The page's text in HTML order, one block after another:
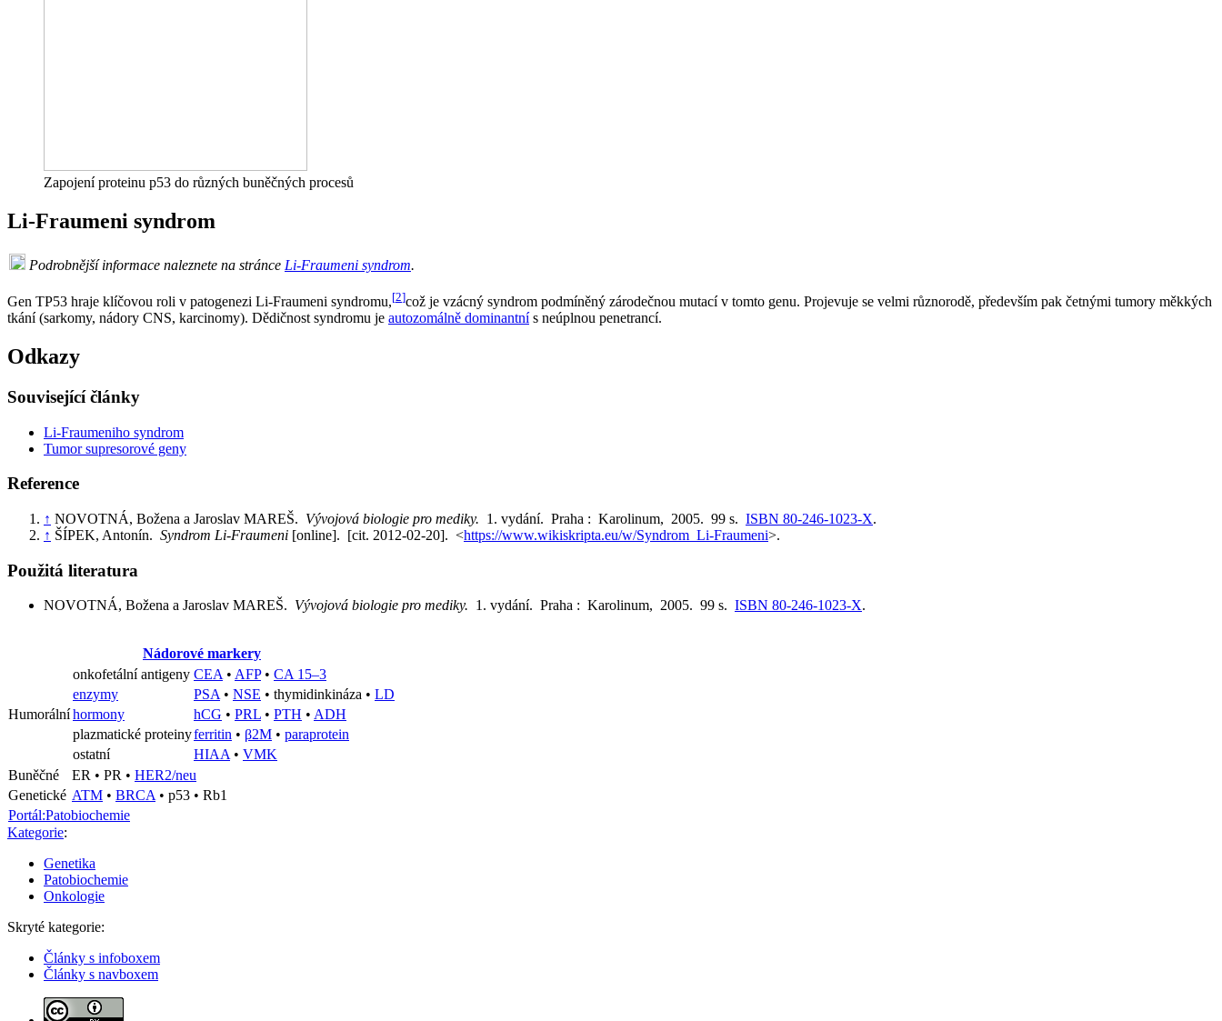
Zapojení proteinu p53 do různých buněčných procesů
Li-Fraumeni syndrom
Podrobnější informace naleznete na stránce Li-Fraumeni syndrom.
Gen TP53 hraje klíčovou roli v patogenezi Li-Fraumeni syndromu,[2]což je vzácný syndrom podmíněný zárodečnou mutací v tomto genu. Projevuje se velmi různorodě, především pak četnými tumory měkkých
tkání (sarkomy, nádory CNS, karcinomy). Dědičnost syndromu je autozomálně dominantnís neúplnou penetrancí.
Odkazy
Související články
Li-Fraumeniho syndrom
Tumor supresorové geny
Reference
↑ NOVOTNÁ, Božena a Jaroslav MAREŠ. Vývojová biologie pro mediky. 1. vydání. Praha : Karolinum, 2005. 99 s. ISBN 80-246-1023-X.
↑ ŠÍPEK, Antonín. Syndrom Li-Fraumeni [online]. [cit. 2012-02-20]. <https://www.wikiskripta.eu/w/Syndrom_Li-Fraumeni>.
Použitá literatura
NOVOTNÁ, Božena a Jaroslav MAREŠ. Vývojová biologie pro mediky. 1. vydání. Praha : Karolinum, 2005. 99 s. ISBN 80-246-1023-X.
Nádorové markery
Humorální
onkofetální antigeny CEA • AFP• CA 15–3
enzymy
PSA • NSE • thymidinkináza • LD
hormony
hCG • PRL • PTH • ADH
plazmatické proteinyferritin • β2M • paraprotein
ostatní
HIAA • VMK
Buněčné
ER • PR • HER2/neu
Genetické ATM • BRCA • p53 • Rb1
Portál:Patobiochemie
Kategorie:
Genetika
Patobiochemie
Onkologie
Skryté kategorie:
Články s infoboxem
Články s navboxem